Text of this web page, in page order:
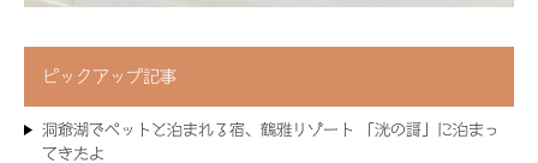
ピックアップ記事
洞爺湖でペットと泊まれる宿、鶴雅リゾート 「洸の謌」に泊まっ
てきたよ